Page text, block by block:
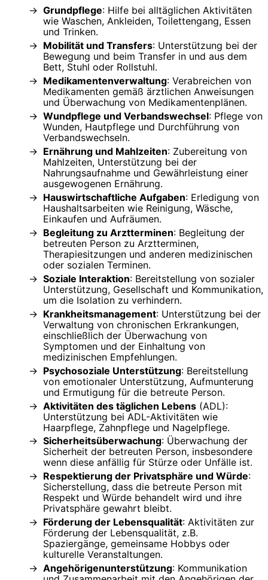
Grundpflege: Hilfe bei alltäglichen Aktivitäten
wie Waschen, Ankleiden, Toilettengang, Essen
und Trinken.
Mobilität und Transfers: Unterstützung bei der
Bewegung und beim Transfer in und aus dem
Bett, Stuhl oder Rollstuhl.
Medikamentenverwaltung: Verabreichen von
Medikamenten gemäß ärztlichen Anweisungen
und Überwachung von Medikamentenplänen.
Wundpflege und Verbandswechsel: Pflege von
Wunden, Hautpflege und Durchführung von
Verbandswechseln.
Ernährung und Mahlzeiten: Zubereitung von
Mahlzeiten, Unterstützung bei der
Nahrungsaufnahme und Gewährleistung einer
ausgewogenen Ernährung.
Hauswirtschaftliche Aufgaben: Erledigung von
Haushaltsarbeiten wie Reinigung, Wäsche,
Einkaufen und Aufräumen.
Begleitung zu Arztterminen: Begleitung der
betreuten Person zu Arztterminen,
Therapiesitzungen und anderen medizinischen
oder sozialen Terminen.
Soziale Interaktion: Bereitstellung von sozialer
Unterstützung, Gesellschaft und Kommunikation,
um die Isolation zu verhindern.
Krankheitsmanagement: Unterstützung bei der
Verwaltung von chronischen Erkrankungen,
einschließlich der Überwachung von
Symptomen und der Einhaltung von
medizinischen Empfehlungen.
Psychosoziale Unterstützung: Bereitstellung
von emotionaler Unterstützung, Aufmunterung
und Ermutigung für die betreute Person.
Aktivitäten des täglichen Lebens (ADL):
Unterstützung bei ADL-Aktivitäten wie
Haarpflege, Zahnpflege und Nagelpflege.
Sicherheitsüberwachung: Überwachung der
Sicherheit der betreuten Person, insbesondere
wenn diese anfällig für Stürze oder Unfälle ist.
Respektierung der Privatsphäre und Würde:
Sicherstellung, dass die betreute Person mit
Respekt und Würde behandelt wird und ihre
Privatsphäre gewahrt bleibt.
Förderung der Lebensqualität: Aktivitäten zur
Förderung der Lebensqualität, z.B.
Spaziergänge, gemeinsame Hobbys oder
kulturelle Veranstaltungen.
Angehörigenunterstützung: Kommunikation